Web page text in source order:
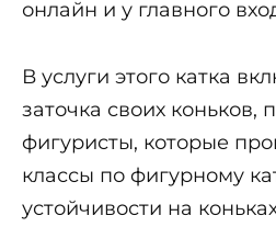
онлайн и у главного
В услуги этого катка
заточка своих коньков,
фигуристы, которые
классы по фигурному
устойчивости на